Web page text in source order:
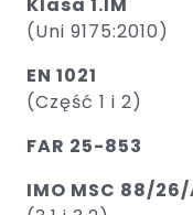
(Uni 9175:2010)
EN 1021
(Część 1 i 2)
FAR 25-853
IMO MSC 88/26/